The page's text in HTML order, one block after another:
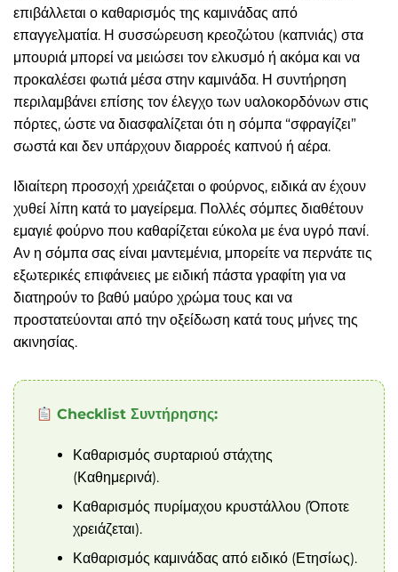
επιβάλλεται ο καθαρισμός της καμινάδας από
επαγγελματία. Η συσσώρευση κρεοζώτου (καπνιάς) στα
μπουριά μπορεί να μειώσει τον ελκυσμό ή ακόμα και να
προκαλέσει φωτιά μέσα στην καμινάδα. Η συντήρηση
περιλαμβάνει επίσης τον έλεγχο των υαλοκορδόνων στις
πόρτες, ώστε να διασφαλίζεται ότι η σόμπα “σφραγίζει”
σωστά και δεν υπάρχουν διαρροές καπνού ή αέρα.
Ιδιαίτερη προσοχή χρειάζεται ο φούρνος, ειδικά αν έχουν
χυθεί λίπη κατά το μαγείρεμα. Πολλές σόμπες διαθέτουν
εμαγιέ φούρνο που καθαρίζεται εύκολα με ένα υγρό πανί.
Αν η σόμπα σας είναι μαντεμένια, μπορείτε να περνάτε τις
εξωτερικές επιφάνειες με ειδική πάστα γραφίτη για να
διατηρούν το βαθύ μαύρο χρώμα τους και να
προστατεύονται από την οξείδωση κατά τους μήνες της
ακινησίας.
Checklist Συντήρησης:
Καθαρισμός συρταριού στάχτης
(Καθημερινά).
Καθαρισμός πυρίμαχου κρυστάλλου (Όποτε
χρειάζεται).
Καθαρισμός καμινάδας από ειδικό (Ετησίως).